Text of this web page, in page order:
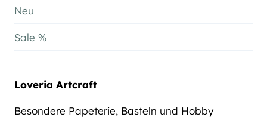
Neu
Sale %
Loveria Artcraft
Besondere Papeterie, Basteln und Hobby